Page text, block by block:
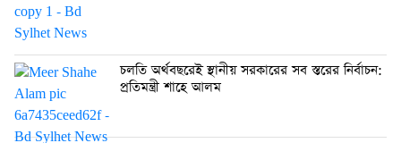
চলতি অর্থবছরেই স্থানীয় সরকারের সব স্তরের নির্বাচন:
প্রতিমন্ত্রী শাহে আলম